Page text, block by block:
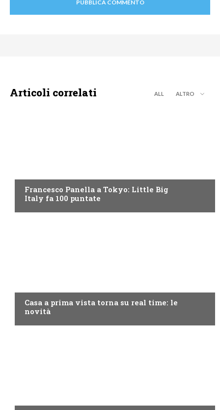
Articoli correlati ALL ALTRO
Francesco Panella a Tokyo: Little Big
Italy fa 100 puntate
Casa a prima vista torna su real time: le
novità